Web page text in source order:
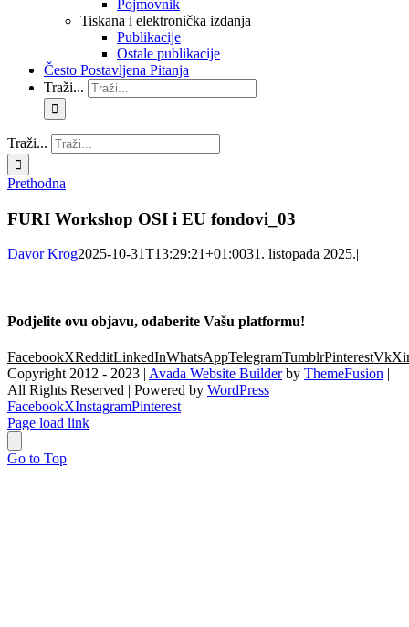
Pojmovnik
Tiskana i elektronička izdanja
Publikacije
Ostale publikacije
Često Postavljena Pitanja
Traži...
Traži...
Prethodna
FURI Workshop OSI i EU fondovi_03
Davor Krog2025-10-31T13:29:21+01:0031. listopada 2025.|
Podjelite ovu objavu, odaberite Vašu platformu!
FacebookXRedditLinkedInWhatsAppTelegramTumblrPinterestVk
Copyright 2012 - 2023 | Avada Website Builderby ThemeFusion |
All Rights Reserved | Powered by WordPress
FacebookXInstagramPinterest
Page load link
Go to Top